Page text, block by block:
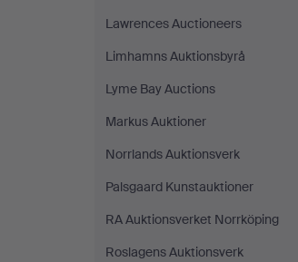
Lawrences Auctioneers
Limhamns Auktionsbyrå
Lyme Bay Auctions
Markus Auktioner
Norrlands Auktionsverk
Palsgaard Kunstauktioner
RA Auktionsverket Norrköping
Roslagens Auktionsverk